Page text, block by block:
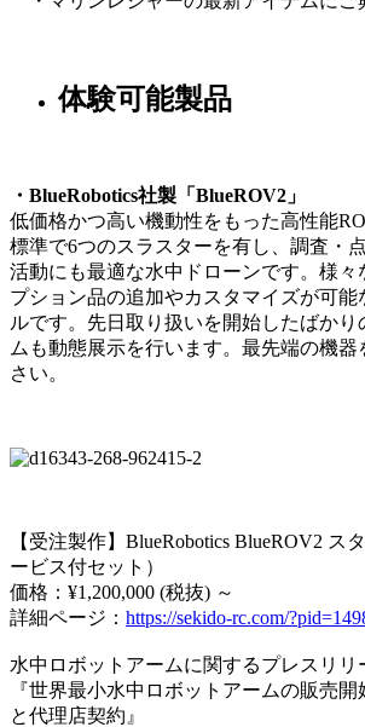
体験可能製品
・BlueRobotics社製「BlueROV2」
低価格かつ高い機動性をもった高性能
標準で6つのスラスターを有し、調査・
活動にも最適な水中ドローンです。様々
プション品の追加やカスタマイズが可能
ルです。先日取り扱いを開始したばかり
ムも動態展示を行います。最先端の機
さい。
【受注製作】BlueRobotics BlueROV2 ス
ービス付セット）
価格：¥1,200,000 (税抜) ～
詳細ページ： https://sekido-rc.com/
水中ロボットアームに関するプレスリリ
『世界最小水中ロボットアームの販売開
と代理店契約』